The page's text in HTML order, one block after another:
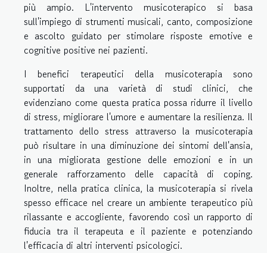
più ampio. L'intervento musicoterapico si basa
sull'impiego di strumenti musicali, canto, composizione
e ascolto guidato per stimolare risposte emotive e
cognitive positive nei pazienti.
I benefici terapeutici della musicoterapia sono
supportati da una varietà di studi clinici, che
evidenziano come questa pratica possa ridurre il livello
di stress, migliorare l'umore e aumentare la resilienza. Il
trattamento dello stress attraverso la musicoterapia
può risultare in una diminuzione dei sintomi dell'ansia,
in una migliorata gestione delle emozioni e in un
generale rafforzamento delle capacità di coping.
Inoltre, nella pratica clinica, la musicoterapia si rivela
spesso efficace nel creare un ambiente terapeutico più
rilassante e accogliente, favorendo così un rapporto di
fiducia tra il terapeuta e il paziente e potenziando
l'efficacia di altri interventi psicologici.